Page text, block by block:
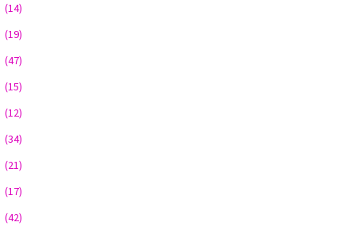
(14)
(19)
(47)
(15)
(12)
(34)
(21)
(17)
(42)